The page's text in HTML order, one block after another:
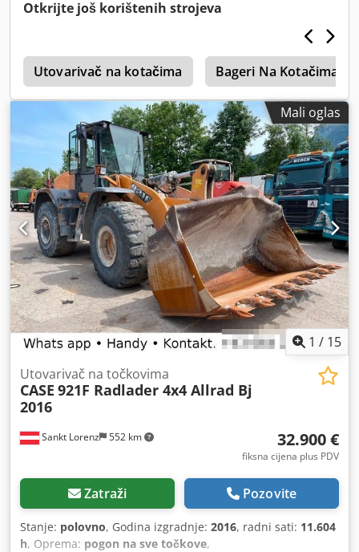
Otkrijte još korištenih strojeva
Utovarivač na kotačima Bageri Na Kotačima
Mali oglas
1 / 15
Sankt Lorenz 552 km
Utovarivač na točkovima
CASE 921F Radlader 4x4 Allrad Bj
2016
32.900 €
fiksna cijena plus PDV
Zatraži Pozovite
Stanje: polovno, Godina izgradnje: 2016, radni sati: 11.604
h, Oprema: pogon na sve točkove,